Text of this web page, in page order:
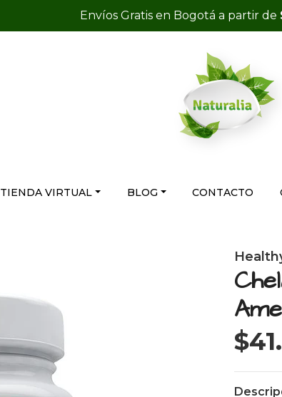
Envíos Gratis en Bogotá a partir de
TIENDA VIRTUAL BLOG CONTACTO